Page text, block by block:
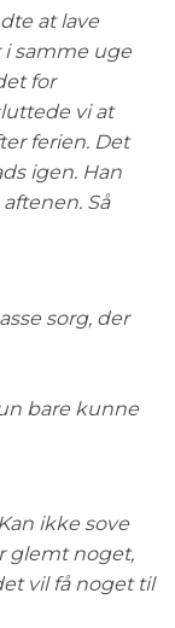
at lave
i samme uge
for
vi at
ferien. Det
igen. Han
Så
sorg, der
bare kunne
ikke sove
glemt noget,
vil få noget til